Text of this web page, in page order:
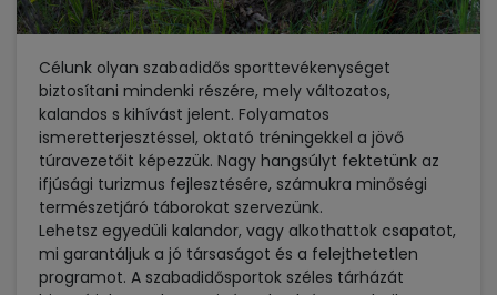
Célunk olyan szabadidős sporttevékenységet
biztosítani mindenki részére, mely változatos,
kalandos s kihívást jelent. Folyamatos
ismeretterjesztéssel, oktató tréningekkel a jövő
túravezetőit képezzük. Nagy hangsúlyt fektetünk az
ifjúsági turizmus fejlesztésére, számukra minőségi
természetjáró táborokat szervezünk.
Lehetsz egyedüli kalandor, vagy alkothattok csapatot,
mi garantáljuk a jó társaságot és a felejthetetlen
programot. A szabadidősportok széles tárházát